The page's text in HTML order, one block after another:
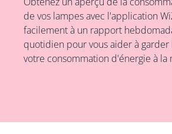
de vos lampes avec l'application
facilement à un rapport
quotidien pour vous aider à
votre consommation d'énergie à la